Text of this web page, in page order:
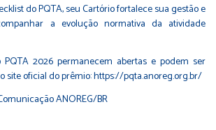
do PQTA, seu Cartório fortalece sua gestão e
a evolução normativa da atividade
2026 permanecem abertas e podem ser
site oficial do prêmio:https://pqta.anoreg.org.br/
ANOREG/BR